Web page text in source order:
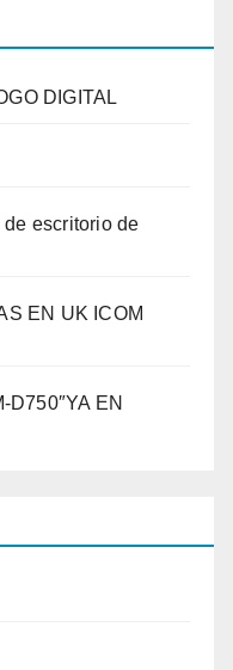
DIGITAL
de escritorio de
EN UK ICOM
D750″YA EN